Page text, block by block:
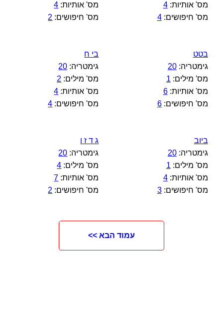
מס' אותיות:4
מס' חיפושים:4
מס' אותיות: 4
מס' חיפושים: 2
בטט
גימטריה:20
מס' מילים: 1
מס' אותיות:6
מס' חיפושים:6
בי ח
גימטריה: 20
מס' מילים: 2
מס' אותיות: 4
מס' חיפושים: 4
ביוב
גימטריה:20
מס' מילים: 1
מס' אותיות:4
מס' חיפושים:3
ג ד ז ו
גימטריה: 20
מס' מילים: 4
מס' אותיות: 7
מס' חיפושים: 2
עמוד הבא >>